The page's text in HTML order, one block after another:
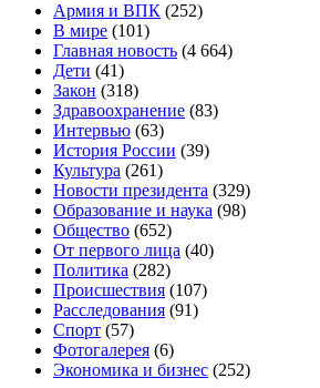
Армия и ВПК (252)
В мире (101)
Главная новость (4 664)
Дети (41)
Закон (318)
Здравоохранение (83)
Интервью (63)
История России (39)
Культура (261)
Новости президента (329)
Образование и наука (98)
Общество (652)
От первого лица (40)
Политика (282)
Происшествия (107)
Расследования (91)
Спорт (57)
Фотогалерея (6)
Экономика и бизнес (252)